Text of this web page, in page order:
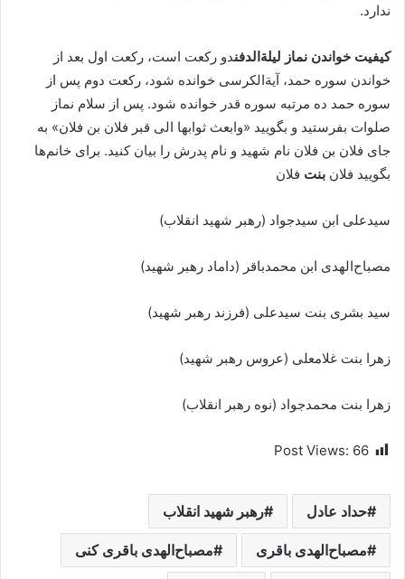
ندارد.
کیفیت خواندن نماز لیلة‌الدفندو رکعت است، رکعت اول بعد از
خواندن سوره حمد، آیةالکرسی خوانده شود، رکعت دوم پس از
سوره حمد ده مرتبه سوره قدر خوانده شود. پس از سلام نماز
صلوات بفرستید و بگویید «وابعث ثوابها الی قبر فلان بن فلان» به
جای فلان بن فلان نام شهید و نام پدرش را بیان کنید. برای خانم‌ها
بگویید فلان بنت فلان
سیدعلی ابن سیدجواد (رهبر شهید انقلاب)
مصباح‌الهدی ابن محمدباقر (داماد رهبر شهید)
سید بشری بنت سیدعلی (فرزند رهبر شهید)
زهرا بنت غلامعلی (عروس رهبر شهید)
زهرا بنت محمدجواد (نوه رهبر انقلاب)
Post Views: 66
حداد عادل رهبر شهید انقلاب
مصباح‌الهدی باقری مصباح‌الهدی باقری کنی